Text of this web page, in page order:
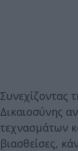
Συνεχίζοντας
Δικαιοσύνης
τεχνασμάτων
βιασθείσες,